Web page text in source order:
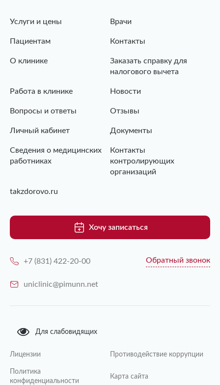
Услуги и цены Врачи
Пациентам Контакты
О клинике
Заказать справку для
налогового вычета
Работа в клинике Новости
Вопросы и ответы Отзывы
Личный кабинет Документы
Сведения о медицинских
работниках
Контакты
контролирующих
организаций
takzdorovo.ru
Хочу записаться
+7 (831) 422-20-00 Обратный звонок
uniclinic@pimunn.net
Для слабовидящих
Лицензии Противодействие коррупции
Политика
конфиденциальности
Карта сайта